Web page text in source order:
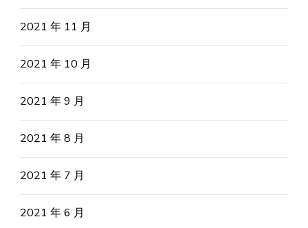
2021 年 11 月
2021 年 10 月
2021 年 9 月
2021 年 8 月
2021 年 7 月
2021 年 6 月